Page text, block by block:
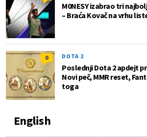
M0NESY izabrao tri
– Braća Kovač na vrhu
0 DOTA 2
Poslednji Dota 2 apdejt
Novi peč, MMR reset,
toga
English